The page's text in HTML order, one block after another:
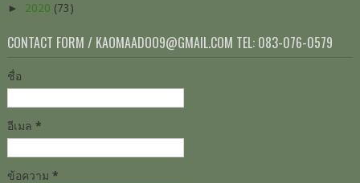
► 2020 (73)
CONTACT FORM / KAOMAADOO9@GMAIL.COM TEL: 083-076-0579
ชื่อ
อีเมล *
ข้อความ *